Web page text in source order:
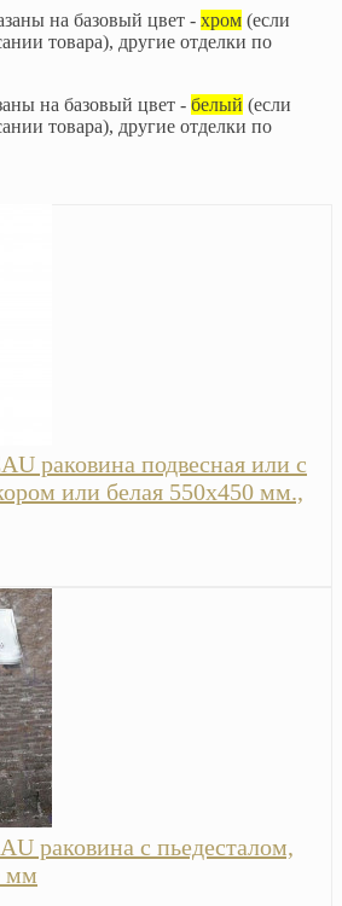
на базовый цвет - хром (если
товара), другие отделки по
на базовый цвет - белый (если
товара), другие отделки по
раковина подвесная или с
или белая 550х450 мм.,
раковина с пьедесталом,
мм